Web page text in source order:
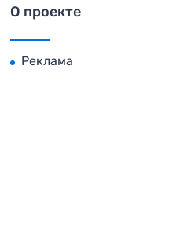
О проекте
Реклама